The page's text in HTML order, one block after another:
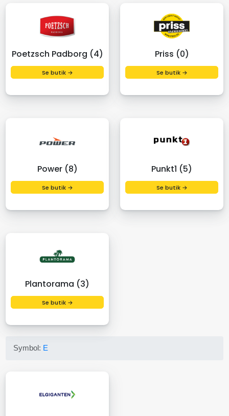
Poetzsch Padborg (4)
Se butik →
Priss (0)
Se butik →
Power (8)
Se butik →
Punkt1 (5)
Se butik →
Plantorama (3)
Se butik →
Symbol: E